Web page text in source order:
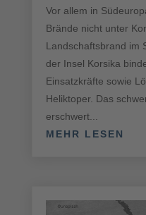
Vor allem in
Brände nicht unter
Landschaftsbrand im
der Insel Korsika
Einsatzkräfte sowie
Heliktoper. Das
erschwert...
MEHR LESEN